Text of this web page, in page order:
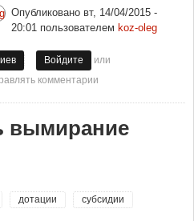
Опубликовано вт, 14/04/2015 -
20:01 пользователем koz-oleg
Минфина
Войдите
или
комментарии
вымирание
дотации субсидии